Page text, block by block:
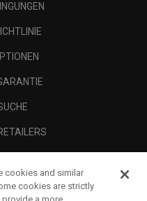
cookies and similar
cookies are strictly